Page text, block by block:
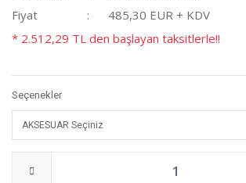
Fiyat
485,30 EUR + KDV
* 2.512,29 TL den başlayan taksitlerle!!
Seçenekler